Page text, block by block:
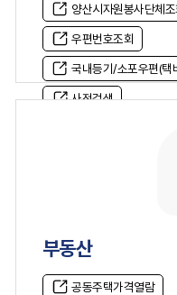
양산시자원봉사단체조
우편번호조회
국내등기/소포우편(택
사전검색
부동산
공동주택가격열람